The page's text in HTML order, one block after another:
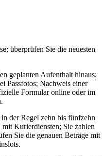
überprüfen Sie die neuesten
geplanten Aufenthalt hinaus;
Passfotos; Nachweis einer
Formular online oder im
der Regel zehn bis fünfzehn
Kurierdiensten; Sie zahlen
Sie die genauen Beträge mit